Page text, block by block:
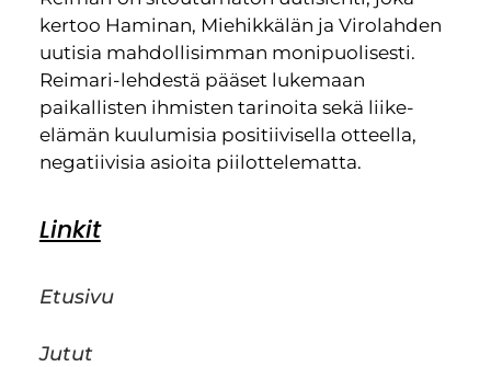
kertoo Haminan, Miehikkälän ja Virolahden
uutisia mahdollisimman monipuolisesti.
Reimari-lehdestä pääset lukemaan
paikallisten ihmisten tarinoita sekä liike-
elämän kuulumisia positiivisella otteella,
negatiivisia asioita piilottelematta.
Linkit
Etusivu
Jutut